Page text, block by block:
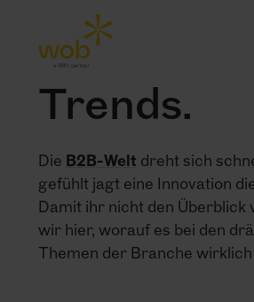
AGENTUR
LEISTUNGEN
CASES
TRENDS
Trends.
Die B2B-Welt dreht sich
gefühlt jagt eine Innovation
Damit ihr nicht den
wir hier, worauf es bei den
Themen der Branche